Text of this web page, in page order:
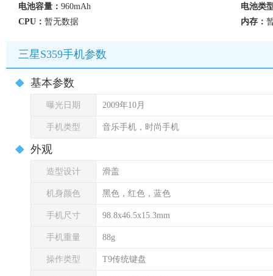
电池容量： 960mAh
电池类
CPU： 暂无数据 内存：
三星S359手机参数
基本参数
曝光日期 2009年10月
手机类型 音乐手机，时尚手机
外观
造型设计 滑盖
机身颜色 黑色，红色，蓝色
手机尺寸 98.8x46.5x15.3mm
手机重量 88g
操作类型 T9传统键盘